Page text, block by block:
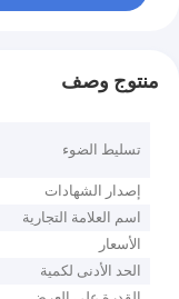
منتوج وصف
تسليط الضوء
إصدار الشهادات
اسم العلامة التجارية
الأسعار
الحد الأدنى لكمية